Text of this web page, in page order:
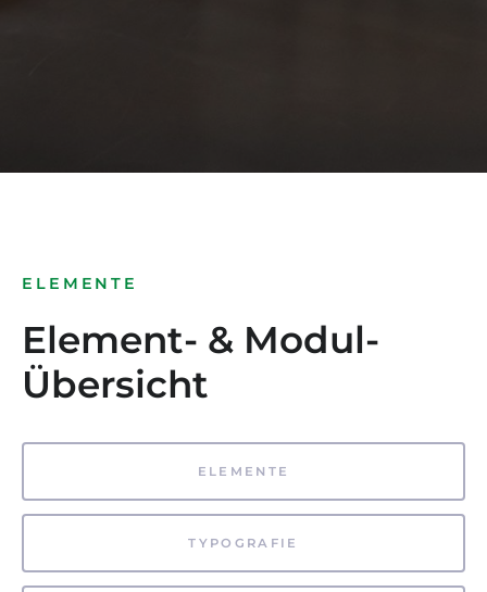
ELEMENTE
Element- & Modul-
Übersicht
ELEMENTE
TYPOGRAFIE